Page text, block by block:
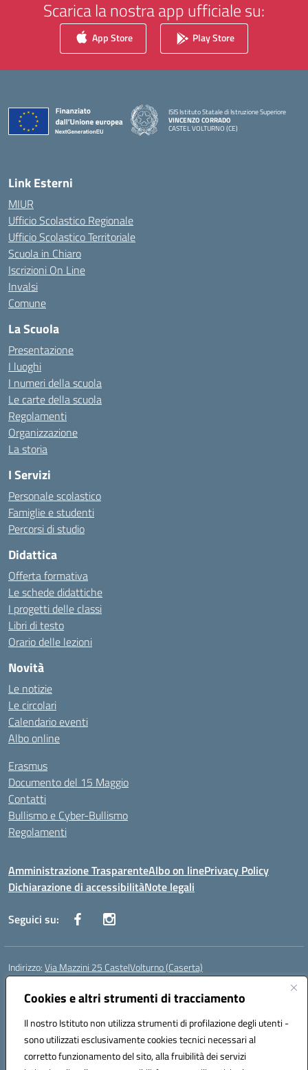
Cookies e altri strumenti di tracciamento
Il nostro Istituto non utilizza strumenti di profilazione degli utenti -
sono utilizzati esclusivamente cookies tecnici necessari al
corretto funzionamento del sito, alla fruibilità dei servizi
Scarica la nostra app ufficiale su:
App Store Play Store
ISIS Istituto Statale di Istruzione Superiore
VINCENZO CORRADO
CASTEL VOLTURNO (CE)
Link Esterni
MIUR
Ufficio Scolastico Regionale
Ufficio Scolastico Territoriale
Scuola in Chiaro
Iscrizioni On Line
Invalsi
Comune
La Scuola
Presentazione
I luoghi
I numeri della scuola
Le carte della scuola
Regolamenti
Organizzazione
La storia
I Servizi
Personale scolastico
Famiglie e studenti
Percorsi di studio
Didattica
Offerta formativa
Le schede didattiche
I progetti delle classi
Libri di testo
Orario delle lezioni
Novità
Le notizie
Le circolari
Calendario eventi
Albo online
Erasmus
Documento del 15 Maggio
Contatti
Bullismo e Cyber-Bullismo
Regolamenti
Amministrazione TrasparenteAlbo on linePrivacy Policy
Dichiarazione di accessibilitàNote legali
Seguici su:
Indirizzo:Via Mazzini 25 CastelVolturno (Caserta)
Centralino:
Posta elettronica certificata (PEC):ceis014005@pec.istruzione.it
Codice fiscale: 93063510619
Codice meccanografico:CEIS014005
Codice Indice delle Pubbliche Amministrazioni (IPA): istsc_ceis014005
Codice unico di fatturazione (CUF): UOU8EW